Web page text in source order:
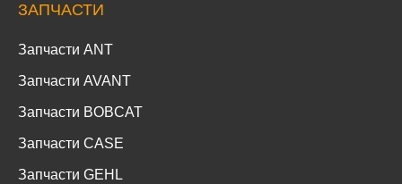
ЗАПЧАСТИ
Запчасти ANT
Запчасти AVANT
Запчасти BOBCAT
Запчасти CASE
Запчасти GEHL